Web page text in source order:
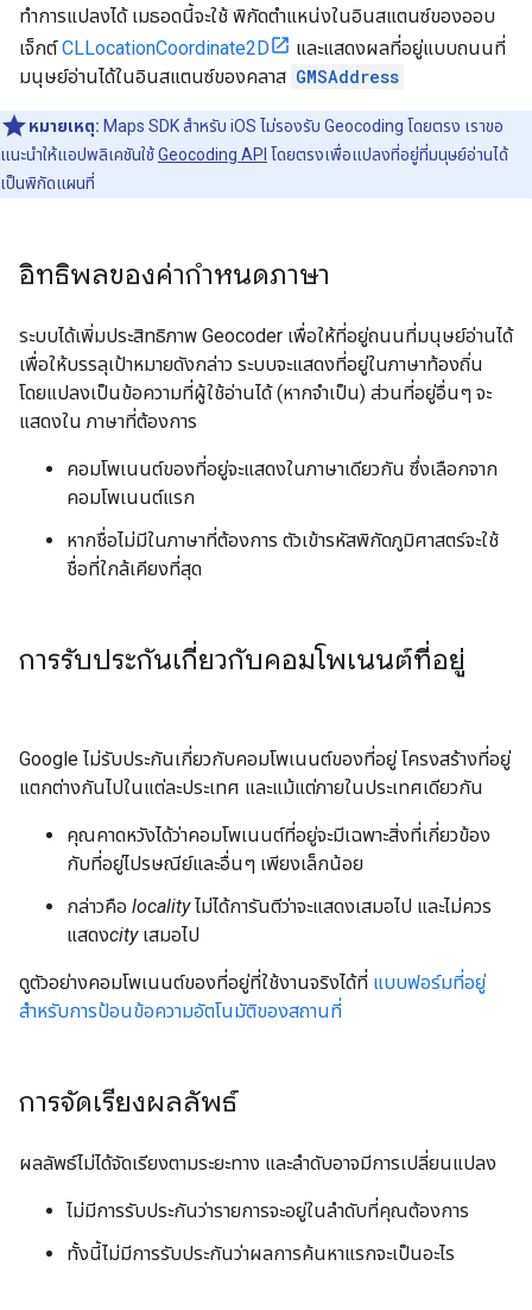
ทำการแปลงได้ เมธอดนี้จะใช้ พิกัดตำแหน่งในอินสแตนซ์ของออบ
เจ็กต์CLLocationCoordinate2D
และแสดงผลที่อยู่แบบถนนที่
มนุษย์อ่านได้ในอินสแตนซ์ของคลาส GMSAddress
หมายเหตุ: Maps SDK สำหรับ iOS ไม่รองรับ Geocoding โดยตรง เราขอ
แนะนำให้แอปพลิเคชันใช้Geocoding API โดยตรงเพื่อแปลงที่อยู่ที่มนุษย์อ่านได้
เป็นพิกัดแผนที่
อิทธิพลของค่ากำหนดภาษา
ระบบได้เพิ่มประสิทธิภาพ Geocoder เพื่อให้ที่อยู่ถนนที่มนุษย์อ่านได้
เพื่อให้บรรลุเป้าหมายดังกล่าว ระบบจะแสดงที่อยู่ในภาษาท้องถิ่น
โดยแปลงเป็นข้อความที่ผู้ใช้อ่านได้ (หากจำเป็น) ส่วนที่อยู่อื่นๆ จะ
แสดงใน ภาษาที่ต้องการ
คอมโพเนนต์ของที่อยู่จะแสดงในภาษาเดียวกัน ซึ่งเลือกจาก
คอมโพเนนต์แรก
หากชื่อไม่มีในภาษาที่ต้องการ ตัวเข้ารหัสพิกัดภูมิศาสตร์จะใช้
ชื่อที่ใกล้เคียงที่สุด
การรับประกันเกี่ยวกับคอมโพเนนต์ที่อยู่
Google ไม่รับประกันเกี่ยวกับคอมโพเนนต์ของที่อยู่ โครงสร้างที่อยู่
แตกต่างกันไปในแต่ละประเทศ และแม้แต่ภายในประเทศเดียวกัน
คุณคาดหวังได้ว่าคอมโพเนนต์ที่อยู่จะมีเฉพาะสิ่งที่เกี่ยวข้อง
กับที่อยู่ไปรษณีย์และอื่นๆ เพียงเล็กน้อย
กล่าวคือ localityไม่ได้การันตีว่าจะแสดงเสมอไป และไม่ควร
แสดงcityเสมอไป
ดูตัวอย่างคอมโพเนนต์ของที่อยู่ที่ใช้งานจริงได้ที่ แบบฟอร์มที่อยู่
สำหรับการป้อนข้อความอัตโนมัติของสถานที่
การจัดเรียงผลลัพธ์
ผลลัพธ์ไม่ได้จัดเรียงตามระยะทาง และลำดับอาจมีการเปลี่ยนแปลง
ไม่มีการรับประกันว่ารายการจะอยู่ในลำดับที่คุณต้องการ
ทั้งนี้ไม่มีการรับประกันว่าผลการค้นหาแรกจะเป็นอะไร